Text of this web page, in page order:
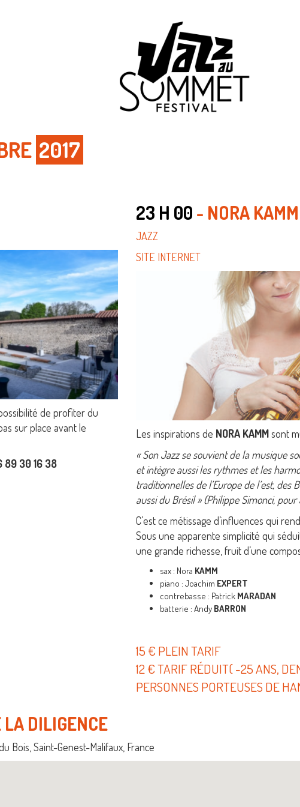
2017
possibilité de profiter du
sur place avant le
89 30 16 38
23 H 00 - NORA
JAZZ
SITE INTERNET
Les inspirations de NORA KAMMsont
« Son Jazz se souvient de la musique
et intègre aussi les rythmes et les
traditionnelles de l’Europe de l’est, des
aussi du Brésil » (Philippe Simonci,
C’est ce métissage d’influences qui
Sous une apparente simplicité qui
une grande richesse, fruit d’une
sax : Nora KAMM
piano : Joachim EXPERT
contrebasse : Patrick MARADAN
batterie : Andy BARRON
15 € PLEIN TARIF
12 € TARIF RÉDUIT( -25 ANS,
PERSONNES PORTEUSES DE
DILIGENCE
Bois, Saint-Genest-Malifaux, France